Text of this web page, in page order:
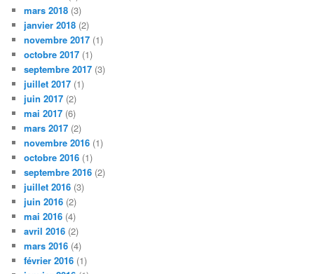
mars 2018 (3)
janvier 2018 (2)
novembre 2017 (1)
octobre 2017 (1)
septembre 2017 (3)
juillet 2017 (1)
juin 2017 (2)
mai 2017 (6)
mars 2017 (2)
novembre 2016 (1)
octobre 2016 (1)
septembre 2016 (2)
juillet 2016 (3)
juin 2016 (2)
mai 2016 (4)
avril 2016 (2)
mars 2016 (4)
février 2016 (1)